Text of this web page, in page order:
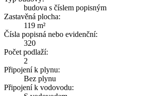
budova s číslem popisným
Zastavěná plocha:
119 m²
Čísla popisná nebo evidenční:
320
Počet podlaží:
2
Připojení k plynu:
Bez plynu
Připojení k vodovodu: